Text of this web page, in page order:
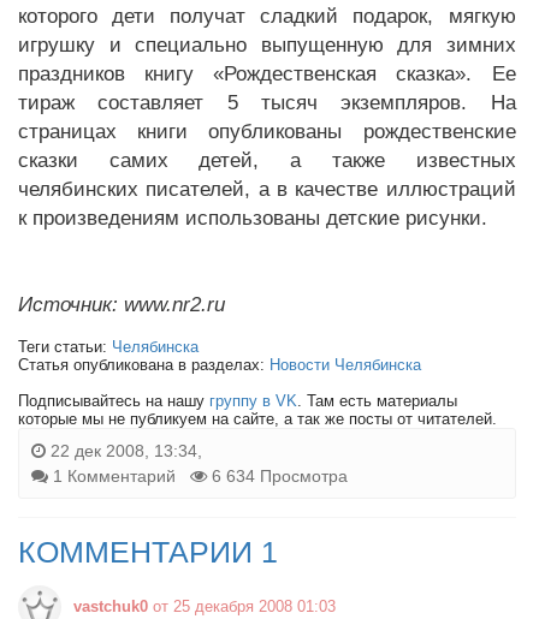
которого дети получат сладкий подарок, мягкую
игрушку и специально выпущенную для зимних
праздников книгу «Рождественская сказка». Ее
тираж составляет 5 тысяч экземпляров. На
страницах книги опубликованы рождественские
сказки самих детей, а также известных
челябинских писателей, а в качестве иллюстраций
к произведениям использованы детские рисунки.
Источник: www.nr2.ru
Теги статьи: Челябинска
Статья опубликована в разделах: Новости Челябинска
Подписывайтесь на нашу группу в VK. Там есть материалы
которые мы не публикуем на сайте, а так же посты от читателей.
22 дек 2008, 13:34,
1 Комментарий
6 634 Просмотра
КОММЕНТАРИИ 1
vastchuk0 от 25 декабря 2008 01:03